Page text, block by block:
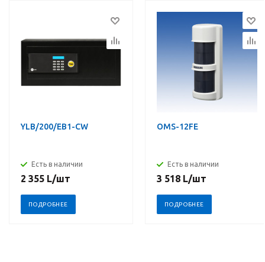
YLB/200/EB1-CW
Есть в наличии
2 355 L/шт
ПОДРОБНЕЕ
OMS-12FE
Есть в наличии
3 518 L/шт
ПОДРОБНЕЕ